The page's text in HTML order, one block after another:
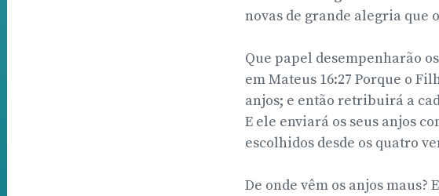
novas de grande alegria que
Que papel desempenharão
em Mateus 16:27 Porque o
anjos; e então retribuirá a
E ele enviará os seus anjos
escolhidos desde os quatro
De onde vêm os anjos